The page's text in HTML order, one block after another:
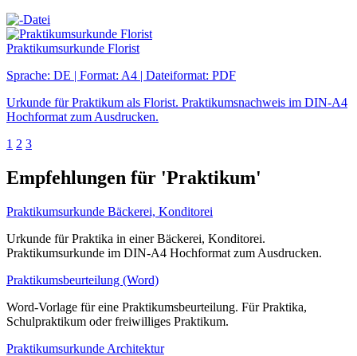
Praktikumsurkunde Florist
Sprache: DE | Format: A4 | Dateiformat: PDF
Urkunde für Praktikum als Florist. Praktikumsnachweis im DIN-A4
Hochformat zum Ausdrucken.
1 2 3
Empfehlungen für 'Praktikum'
Praktikumsurkunde Bäckerei, Konditorei
Urkunde für Praktika in einer Bäckerei, Konditorei.
Praktikumsurkunde im DIN-A4 Hochformat zum Ausdrucken.
Praktikumsbeurteilung (Word)
Word-Vorlage für eine Praktikumsbeurteilung. Für Praktika,
Schulpraktikum oder freiwilliges Praktikum.
Praktikumsurkunde Architektur